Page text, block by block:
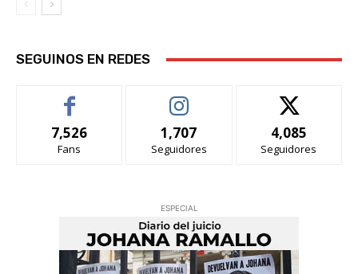
SEGUINOS EN REDES
7,526
Fans
1,707
Seguidores
4,085
Seguidores
ESPECIAL